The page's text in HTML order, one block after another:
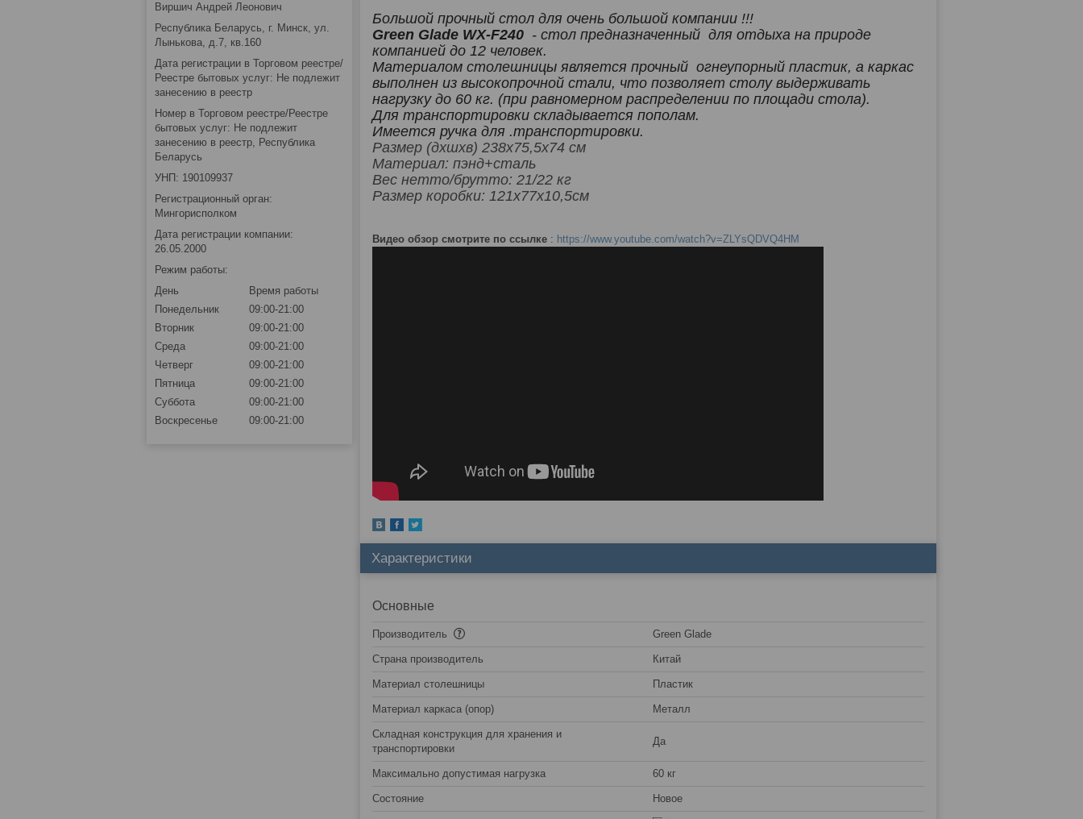
Большой прочный стол для очень большой компании !!!
Green Glade WX-F240 - стол предназначенный для отдыха на природе
компанией до 12 человек.
Материалом столешницы является прочный огнеупорный пластик, а каркас
выполнен из высокопрочной стали, что позволяет столу выдерживать
нагрузку до 60 кг. (при равномерном распределении по площади стола).
Для транспортировки складывается пополам.
Имеется ручка для .транспортировки.
Размер (дхшхв) 238х75,5х74 см
Материал: пэнд+сталь
Вес нетто/брутто: 21/22 кг
Размер коробки: 121х77х10,5см
Видео обзор смотрите по ссылке : https://www.youtube.com/watch?v=ZLYsQDVQ4HM
Характеристики
Основные
Производитель Green Glade
Страна производитель Китай
Материал столешницы Пластик
Материал каркаса (опор) Металл
Складная конструкция для хранения и
транспортировки
Да
Максимально допустимая нагрузка 60 кг
Состояние Новое
Виршич Андрей Леонович
Республика Беларусь, г. Минск, ул.
Лынькова, д.7, кв.160
Дата регистрации в Торговом реестре/
Реестре бытовых услуг: Не подлежит
занесению в реестр
Номер в Торговом реестре/Реестре
бытовых услуг: Не подлежит
занесению в реестр, Республика
Беларусь
УНП: 190109937
Регистрационный орган:
Мингорисполком
Дата регистрации компании:
26.05.2000
Режим работы:
День
Время работы
Понедельник
09:00-21:00
Вторник
09:00-21:00
Среда
09:00-21:00
Четверг
09:00-21:00
Пятница
09:00-21:00
Суббота
09:00-21:00
Воскресенье
09:00-21:00